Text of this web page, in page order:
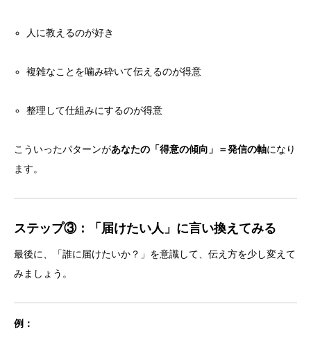
人に教えるのが好き
複雑なことを噛み砕いて伝えるのが得意
整理して仕組みにするのが得意
こういったパターンがあなたの「得意の傾向」＝発信の軸になり
ます。
ステップ③：「届けたい人」に言い換えてみる
最後に、「誰に届けたいか？」を意識して、伝え方を少し変えて
みましょう。
例：